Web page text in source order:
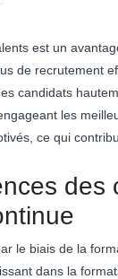
est un
de recrutement
candidats
les
ce qui
des
le biais de la
dans la